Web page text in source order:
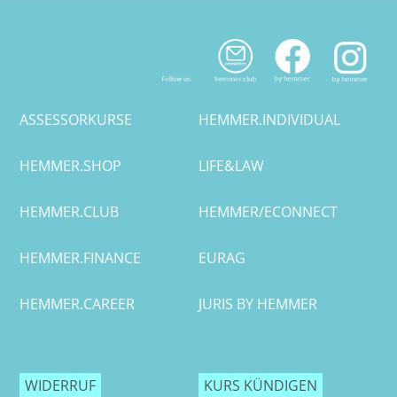
ASSESSORKURSE HEMMER.INDIVIDUAL
HEMMER.SHOP LIFE&LAW
HEMMER.CLUB HEMMER/ECONNECT
HEMMER.FINANCE EURAG
HEMMER.CAREER JURIS BY HEMMER
WIDERRUF KURS KÜNDIGEN
Erlangen
Frankfurt/Main
Frankfurt/O.
Freiburg
Gießen
RA Dr. Philipp Knorr
RA Timo Görlitz